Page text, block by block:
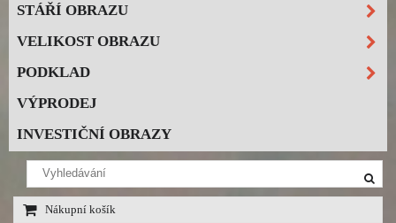
STÁŘÍ OBRAZU
VELIKOST OBRAZU
PODKLAD
VÝPRODEJ
INVESTIČNÍ OBRAZY
Nákupní košík